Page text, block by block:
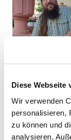
Diese Webseite
Wir verwenden
personalisieren,
zu können und
analysieren.